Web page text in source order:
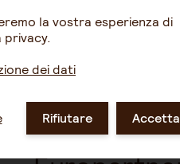
team !
La
la vostra esperienza di
dei dati
Rifiutare